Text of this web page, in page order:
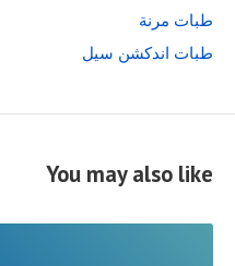
طبات مرنة
طبات اندكشن سيل
You may also like